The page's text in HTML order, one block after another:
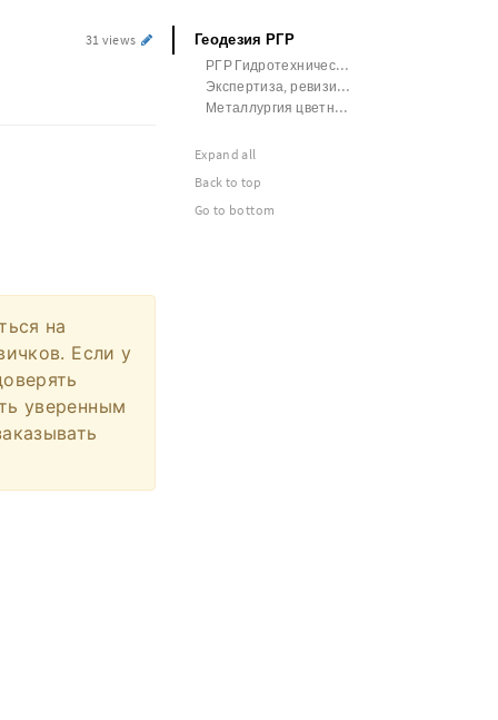
31 views
на
Если у
уверенным
Геодезия РГР
РГР Гидротехническое строительство
Экспертиза, ревизия и контроль
Металлургия цветных металлов Эссе
Expand all
Back to top
Go to bottom